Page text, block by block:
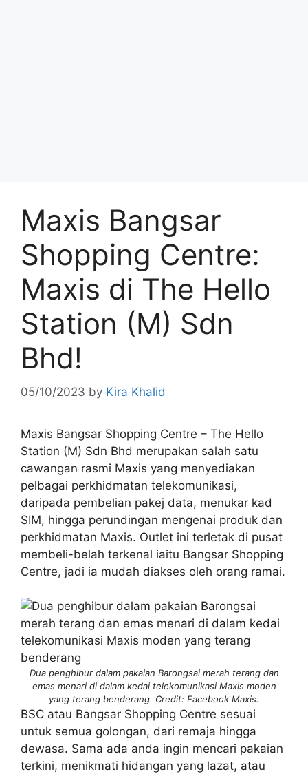
Maxis Bangsar
Shopping Centre:
Maxis di The Hello
Station (M) Sdn
Bhd!
05/10/2023 by Kira Khalid
Maxis Bangsar Shopping Centre – The Hello
Station (M) Sdn Bhd merupakan salah satu
cawangan rasmi Maxis yang menyediakan
pelbagai perkhidmatan telekomunikasi,
daripada pembelian pakej data, menukar kad
SIM, hingga perundingan mengenai produk dan
perkhidmatan Maxis. Outlet ini terletak di pusat
membeli-belah terkenal iaitu Bangsar Shopping
Centre, jadi ia mudah diakses oleh orang ramai.
Dua penghibur dalam pakaian Barongsai merah terang dan
emas menari di dalam kedai telekomunikasi Maxis moden
yang terang benderang. Credit: Facebook Maxis.
BSC atau Bangsar Shopping Centre sesuai
untuk semua golongan, dari remaja hingga
dewasa. Sama ada anda ingin mencari pakaian
terkini, menikmati hidangan yang lazat, atau